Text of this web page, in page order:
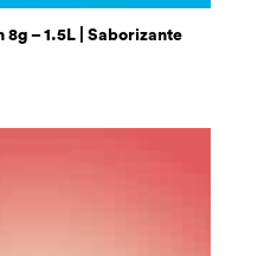
– 1.5L | Saborizante